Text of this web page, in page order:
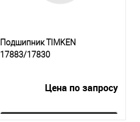
Подшипник TIMKEN
17883/17830
Цена по запросу